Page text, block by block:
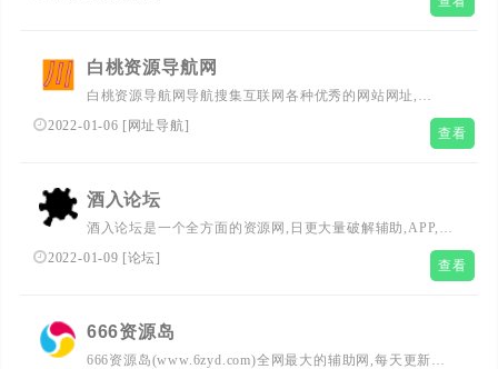
端游戏辅助工具，并且我们也慢慢地扩展到了安卓Android
跃而扎实的社区，它将为您解决任何问题等等！
白桃资源导航网
白桃资源导航网导航搜集互联网各种优秀的网站网址,
（www.jc1l.com）新技术导航网全力打造全网最实用简洁的
白桃技术网址导航基地,一站式网络技术学习起点站,用心打
2022-01-06 [ 网址导航] 查看
酒入论坛
酒入论坛是一个全方面的资源网,日更大量破解辅助,APP,精
品软件,汉化游戏等,为玩家们提供刚更新最热的各种资源教
2022-01-09 [论坛] 查看
666资源岛
666资源岛(www.6zyd.com)全网最大的辅助网,每天更新大